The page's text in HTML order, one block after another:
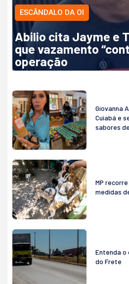
ESCÂNDALO DA OI
Abilio cita Jayme e
que vazamento
operação
Giovanna
Cuiabá e
sabores
MP
medidas
Entenda o
do Frete